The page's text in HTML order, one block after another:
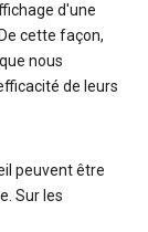
d'une
cette façon,
nous
de leurs
peuvent être
Sur les